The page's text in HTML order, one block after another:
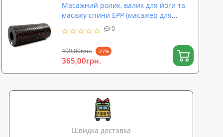
Масажний ролик, валик для йоги та
масажу спини EPP (масажер для
спини, шиї, ніг) OSPORT 33х14см (OF-
0318)
0
499,00грн. -27%
365,00грн.
Швидка доставка